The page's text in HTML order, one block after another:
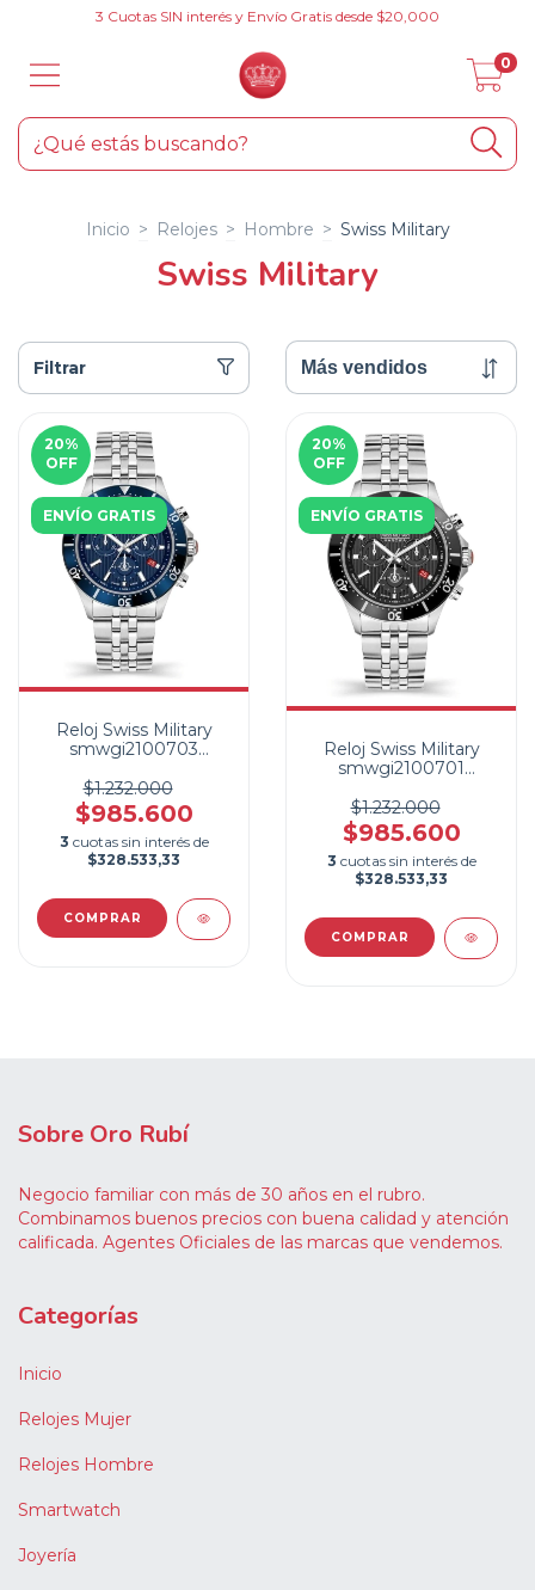
3 Cuotas SIN interés y Envío Gratis desde $20,000
0
Inicio > Relojes > Hombre > Swiss Military
Swiss Military
Filtrar
20%
OFF
ENVÍO GRATIS
Reloj Swiss Military
smwgi2100703
Cronometro
$1.232.000
$985.600
3 cuotas sin interés de
$328.533,33
20%
OFF
ENVÍO GRATIS
Reloj Swiss Military
smwgi2100701
Cronometro
$1.232.000
$985.600
3 cuotas sin interés de
$328.533,33
Sobre Oro Rubí
Negocio familiar con más de 30 años en el rubro.
Combinamos buenos precios con buena calidad y atención
calificada. Agentes Oficiales de las marcas que vendemos.
Categorías
Inicio
Relojes Mujer
Relojes Hombre
Smartwatch
Joyería